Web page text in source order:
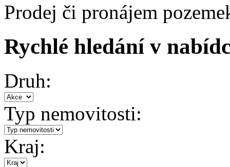
Prodej či pronájem
Rychlé hledání v
Druh:
Typ nemovitosti:
Kraj: